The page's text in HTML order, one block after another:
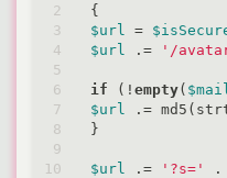
$url
=
$url
.= '/
if (! empty( $mail
$url
.=
}
$url .= '?s=' .